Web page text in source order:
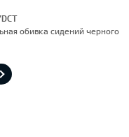
обивка сидений черного